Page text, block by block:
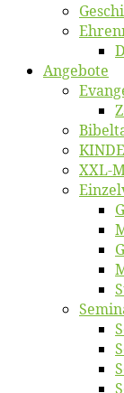
An­ge­bo­te
XXL-